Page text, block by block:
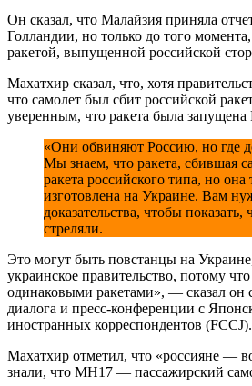
Он сказал, что Малайзия приняла
Голландии, но только до того
ракетой, выпущенной российской
Махатхир сказал, что, хотя
что самолет был сбит российской
уверенным, что ракета была запущена
«Они обвиняют Россию, но где
Мы знаем, что ракета, сбившая
ракета российского типа, но
изготовлена на Украине. Вам
доказательства, чтобы показать,
стреляли.
Это могут быть повстанцы на
украинское правительство, потому
одинаковыми ракетами», — сказал он
диалога и пресс-конференции с
иностранных корреспондентов (FCCJ).
Махатхир отметил, что «россияне —
знали, что MH17 — пассажирский